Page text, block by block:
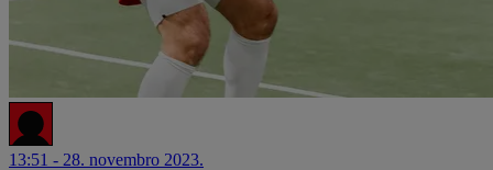
13:51 - 28. novembro 2023.